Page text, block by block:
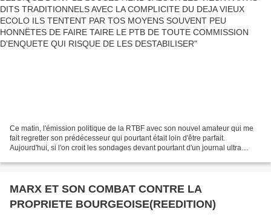
DESTABILISER
Ce matin, l'émission politique de la RTBF avec son nouvel amateur qui me
fait regretter son prédécesseur qui pourtant était loin d'être parfait.
Aujourd'hui, si l'on croit les sondages devant pourtant d'un journal ultra
MARX ET SON COMBAT CONTRE LA
PROPRIETE BOURGEOISE(REEDITION)